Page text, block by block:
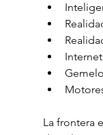
La frontera